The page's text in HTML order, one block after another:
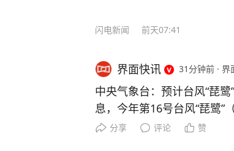
闪电新闻 前天07:41
界面快讯 31分钟前 · 界
中央气象台：预计台风“琵
息，今年第16号台风“琵鹭”
名字来源：中国澳门名称意
分享 评论 赞